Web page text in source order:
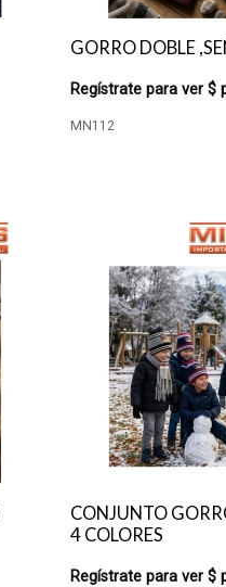
GORRO DOBLE
Regístrate para ver $
MN112
CONJUNTO
4 COLORES
Regístrate para ver $